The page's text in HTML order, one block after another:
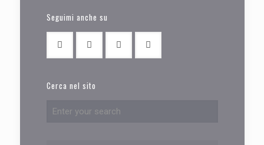
Seguimi anche su
Cerca nel sito